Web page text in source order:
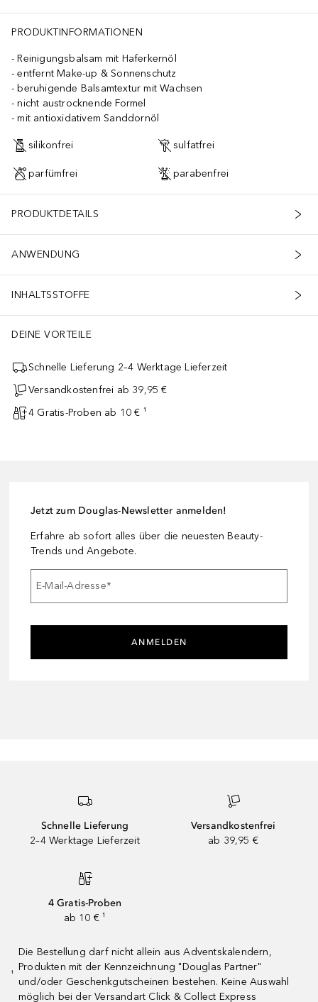
PRODUKTINFORMATIONEN
Reinigungsbalsam mit Haferkernöl
entfernt Make-up & Sonnenschutz
beruhigende Balsamtextur mit Wachsen
nicht austrocknende Formel
mit antioxidativem Sanddornöl
silikonfrei sulfatfrei
parfümfrei parabenfrei
PRODUKTDETAILS
ANWENDUNG
INHALTSSTOFFE
DEINE VORTEILE
Schnelle Lieferung 2–4 Werktage Lieferzeit
Versandkostenfrei ab 39,95 €
4 Gratis-Proben ab 10 € ¹
Jetzt zum Douglas-Newsletter anmelden!
Erfahre ab sofort alles über die neuesten Beauty-
Trends und Angebote.
E-Mail-Adresse*
ANMELDEN
Schnelle Lieferung
2–4 Werktage Lieferzeit
Versandkostenfrei
ab 39,95 €
4 Gratis-Proben
ab 10 € ¹
¹
Die Bestellung darf nicht allein aus Adventskalendern,
Produkten mit der Kennzeichnung "Douglas Partner"
und/oder Geschenkgutscheinen bestehen. Keine Auswahl
möglich bei der Versandart Click & Collect Express